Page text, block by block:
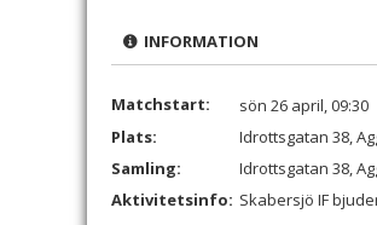
INFORMATION
Matchstart:
sön 26 april, 09:30
Plats:
Idrottsgatan 38,
Samling:
Idrottsgatan 38,
Aktivitetsinfo: Skabersjö IF